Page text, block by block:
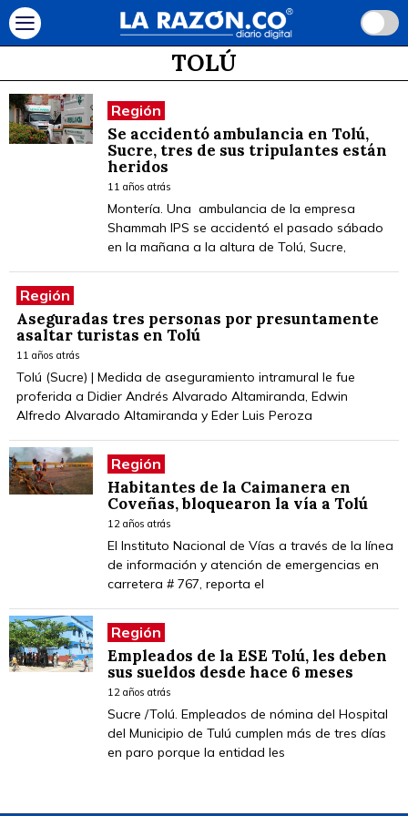
TOLÚ
Región
Se accidentó ambulancia en Tolú,
Sucre, tres de sus tripulantes están
heridos
11 años atrás
Montería. Una ambulancia de la empresa
Shammah IPS se accidentó el pasado sábado
en la mañana a la altura de Tolú, Sucre,
Región
Aseguradas tres personas por presuntamente
asaltar turistas en Tolú
11 años atrás
Tolú (Sucre) | Medida de aseguramiento intramural le fue
proferida a Didier Andrés Alvarado Altamiranda, Edwin
Alfredo Alvarado Altamiranda y Eder Luis Peroza
Región
Habitantes de la Caimanera en
Coveñas, bloquearon la vía a Tolú
12 años atrás
El Instituto Nacional de Vías a través de la línea
de información y atención de emergencias en
carretera # 767, reporta el
Región
Empleados de la ESE Tolú, les deben
sus sueldos desde hace 6 meses
12 años atrás
Sucre /Tolú. Empleados de nómina del Hospital
del Municipio de Tulú cumplen más de tres días
en paro porque la entidad les